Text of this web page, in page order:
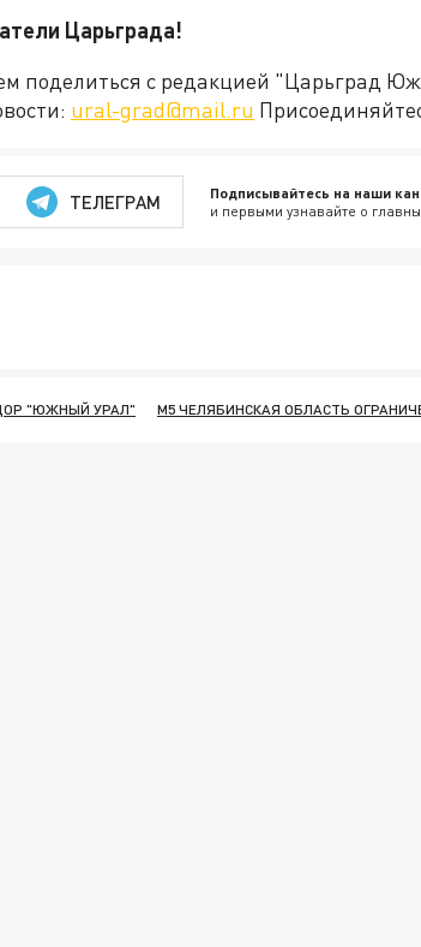
Царьграда!
поделиться с редакцией "Царьград
ural-grad@mail.ru
ТЕЛЕГРАМ Подписывайтесь на наши
и первыми узнавайте о
"ЮЖНЫЙ УРАЛ" М5 ЧЕЛЯБИНСКАЯ ОБЛАСТЬ